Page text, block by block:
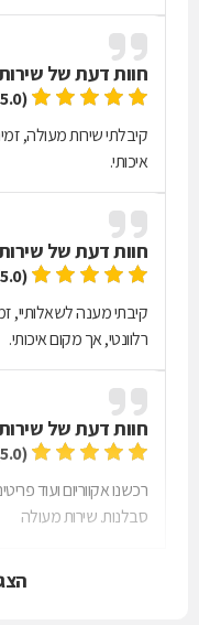
חוות דעת של
(5.0)
קיבלתי שירות מעולה,
איכותי.
חוות דעת של
(5.0)
קיבתי מענה לשאלותיי,
רלוונטי, אך מקום איכותי.
חוות דעת של
(5.0)
רכשנו אקווריום ועוד
סבלנות. שירות מעולה